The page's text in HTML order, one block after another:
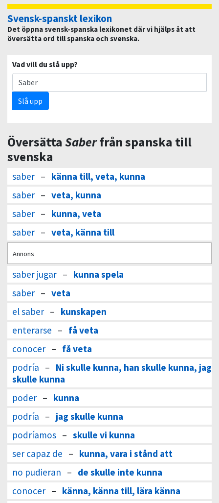
Svensk-spanskt lexikon
Det öppna svensk-spanska lexikonet där vi hjälps åt att
översätta ord till spanska och svenska.
Vad vill du slå upp?
Slå upp
Översätta Saberfrån spanska till
svenska
saber – känna till, veta, kunna
saber – veta, kunna
saber – kunna, veta
saber – veta, känna till
Annons
saber jugar – kunna spela
saber – veta
el saber – kunskapen
enterarse – få veta
conocer – få veta
podría – Ni skulle kunna, han skulle kunna, jag
skulle kunna
poder – kunna
podría – jag skulle kunna
podríamos – skulle vi kunna
ser capaz de – kunna, vara i stånd att
no pudieran – de skulle inte kunna
conocer – känna, känna till, lära känna